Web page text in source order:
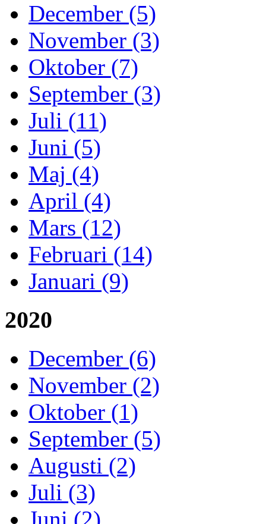
December (5)
November (3)
Oktober (7)
September (3)
Juli (11)
Juni (5)
Maj (4)
April (4)
Mars (12)
Februari (14)
Januari (9)
2020
December (6)
November (2)
Oktober (1)
September (5)
Augusti (2)
Juli (3)
Juni (2)